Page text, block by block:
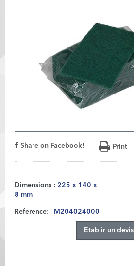
Share on Facebook! Print
Dimensions : 225 x 140 x
8 mm
Reference: M204024000
Etablir un devis